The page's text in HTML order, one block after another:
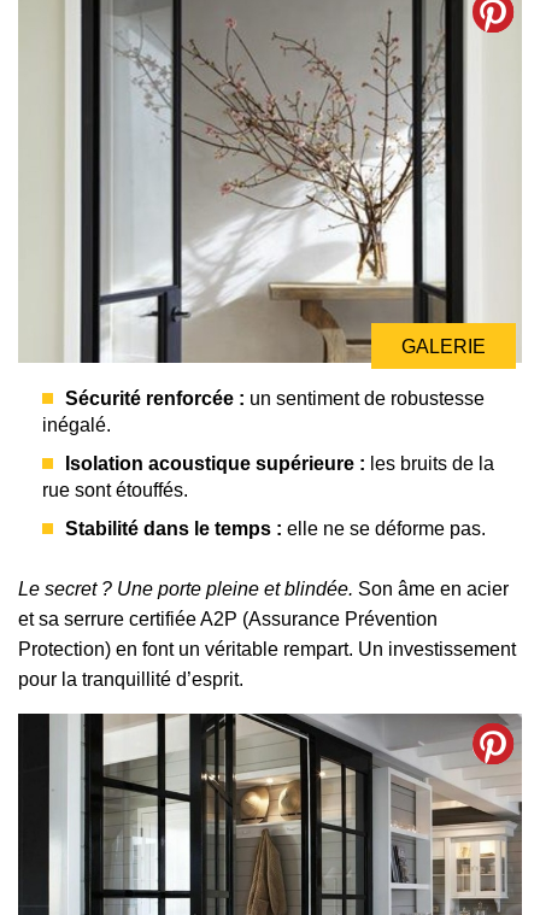
GALERIE
GALERIE
GALERIE
Sécurité renforcée : un sentiment de robustesse
inégalé.
Isolation acoustique supérieure : les bruits de la
rue sont étouffés.
Stabilité dans le temps : elle ne se déforme pas.
Le secret ? Une porte pleine et blindée. Son âme en acier
et sa serrure certifiée A2P (Assurance Prévention
Protection) en font un véritable rempart. Un investissement
pour la tranquillité d’esprit.